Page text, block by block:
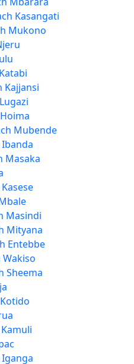
Kasangati
Mukono
Kajjansi
Mubende
Masaka
Masindi
Mityana
Entebbe
Sheema